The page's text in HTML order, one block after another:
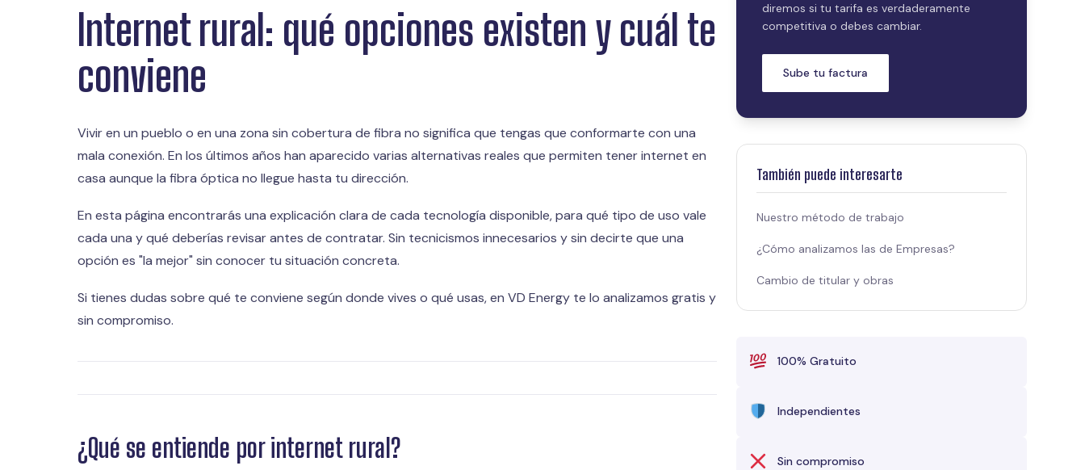
Internet rural: qué opciones existen y cuál te
conviene
Vivir en un pueblo o en una zona sin cobertura de fibra no significa que tengas que conformarte con una
mala conexión. En los últimos años han aparecido varias alternativas reales que permiten tener internet en
casa aunque la fibra óptica no llegue hasta tu dirección.
En esta página encontrarás una explicación clara de cada tecnología disponible, para qué tipo de uso vale
cada una y qué deberías revisar antes de contratar. Sin tecnicismos innecesarios y sin decirte que una
opción es "la mejor" sin conocer tu situación concreta.
Si tienes dudas sobre qué te conviene según donde vives o qué usas, en VD Energy te lo analizamos gratis y
sin compromiso.
¿Qué se entiende por internet rural?
diremos si tu tarifa es verdaderamente
competitiva o debes cambiar.
Sube tu factura
También puede interesarte
Nuestro método de trabajo
¿Cómo analizamos las de Empresas?
Cambio de titular y obras
100% Gratuito
Independientes
Sin compromiso